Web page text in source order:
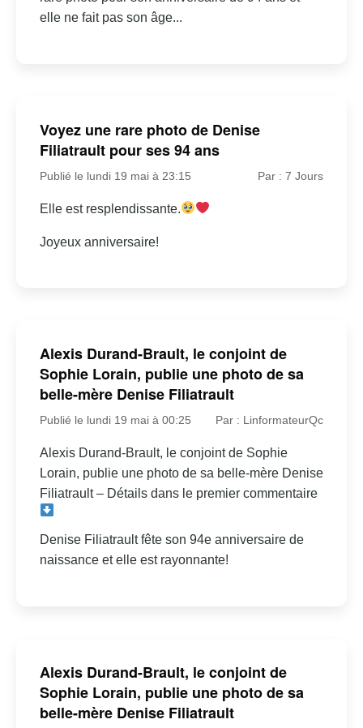
elle ne fait pas son âge...
Voyez une rare photo de Denise
Filiatrault pour ses 94 ans
Publié le lundi 19 mai à 23:15 Par : 7 Jours
Elle est resplendissante.
Joyeux anniversaire!
Alexis Durand-Brault, le conjoint de
Sophie Lorain, publie une photo de sa
belle-mère Denise Filiatrault
Publié le lundi 19 mai à 00:25 Par : LinformateurQc
Alexis Durand-Brault, le conjoint de Sophie
Lorain, publie une photo de sa belle-mère Denise
Filiatrault – Détails dans le premier commentaire
Denise Filiatrault fête son 94e anniversaire de
naissance et elle est rayonnante!
Alexis Durand-Brault, le conjoint de
Sophie Lorain, publie une photo de sa
belle-mère Denise Filiatrault